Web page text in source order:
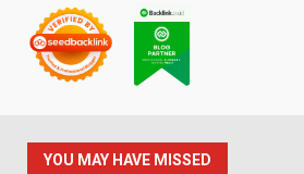
YOU MAY HAVE MISSED